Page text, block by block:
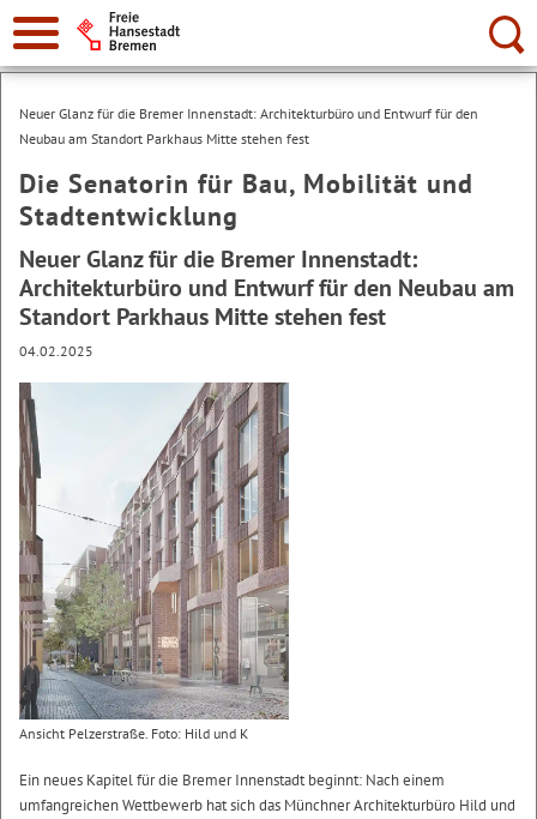
Suche:
Neuer Glanz für die Bremer Innenstadt: Architekturbüro und Entwurf für den
Neubau am Standort Parkhaus Mitte stehen fest
Die Senatorin für Bau, Mobilität und
Stadtentwicklung
Neuer Glanz für die Bremer Innenstadt:
Architekturbüro und Entwurf für den Neubau am
Standort Parkhaus Mitte stehen fest
04.02.2025
Ansicht Pelzerstraße. Foto: Hild und K
Ein neues Kapitel für die Bremer Innenstadt beginnt: Nach einem
umfangreichen Wettbewerb hat sich das Münchner Architekturbüro Hild und